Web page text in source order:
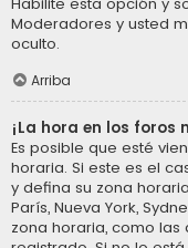
Moderadores y usted
oculto.
Arriba
¡La hora en los foros
Es posible que esté
horaria. Si este es el
y defina su zona
París, Nueva York,
zona horaria, como